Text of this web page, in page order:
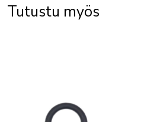
Tutustu myös